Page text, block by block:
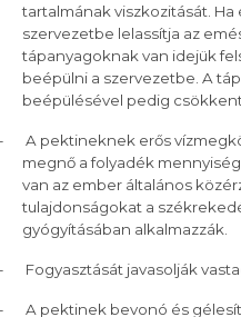
tartalmának viszkozitását.
szervezetbe lelassítja az
tápanyagoknak van idejük
beépülni a szervezetbe. A
beépülésével pedig
A pektineknek erős
megnő a folyadék
van az ember általános
tulajdonságokat a
gyógyításában alkalmazzák.
Fogyasztását javasolják
A pektinek bevonó és